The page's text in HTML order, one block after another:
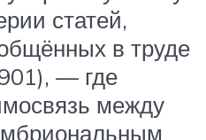
статей,
в труде
— где
между